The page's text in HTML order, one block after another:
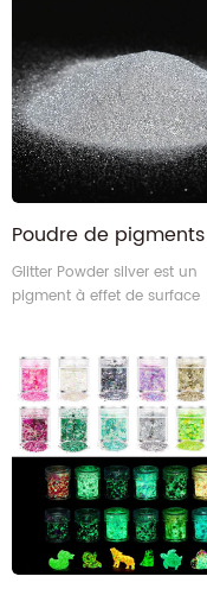
Glitter Powder silver est un
pigment à effet de surface
plus attrayant ! Il est
utilisé pour l'art et l'artisanat,
l'impression textile, le cuir
synthétique, les
cadeaux de Noël, les
la papeterie, les
l'encre d'imprimerie, la p3